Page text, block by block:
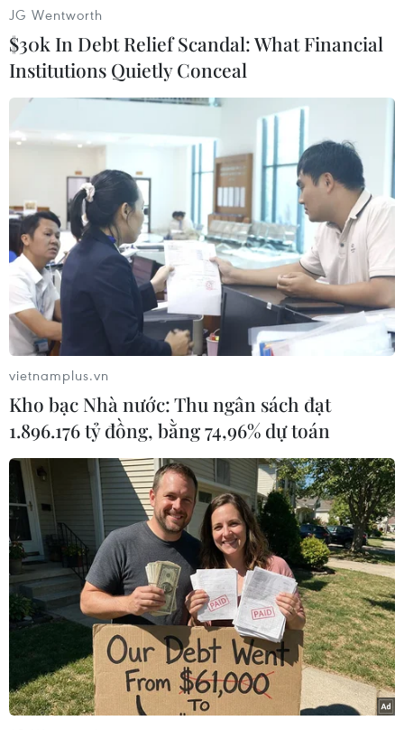
Hàng nghìn con gà trong trang trại gia cầm bên ngoài thị trấn
Euroa đã bị tiêu hủy. (Nguồn: Getty Images)
Theo phóng viên TTXVN tại Australia, Cơ quan
phụ trách nông nghiệp bang Victoria và người
đứng đầu cơ quan thú y của bang này vừa xác
nhận tình trạng bùng phát cúm gia cầm tại địa
phương.
Chủng H7N8 từ chim hoang dã đã bắt đầu lây
lan tại một trang trại gia cầm bên ngoài thị trấn
Euroa thuộc bang Victoria, mặc dù trang trại đã
áp dụng các biện pháp kiểm soát an toàn sinh
học tốt nhất.
Một khu vực hạn chế dài 5km đã được thiết lập
xung quanh trang trại vốn đang bị cách ly và
hàng nghìn con gà trong trang trại này đã bị
tiêu hủy.
Trong những tuần sắp tới, có thể toàn bộ các
trang trại trong khu vực Euroa sẽ buộc phải tiêu
hủy tới 76.000 con gà.
JG Wentworth
$30k In Debt Relief Scandal: What Financial
Institutions Quietly Conceal
vietnamplus.vn
Kho bạc Nhà nước: Thu ngân sách đạt
1.896.176 tỷ đồng, bằng 74,96% dự toán